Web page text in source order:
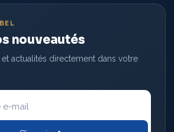
nouveautés
actualités directement dans votre